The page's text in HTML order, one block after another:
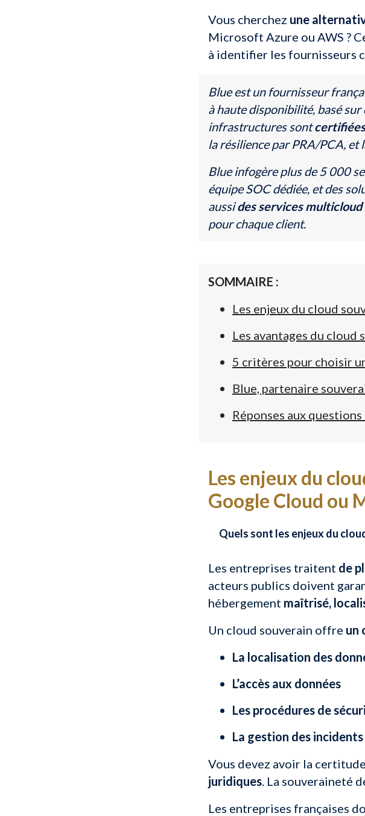
Vous cherchez une
Microsoft Azure ou AWS ?
à identifier les fournisseurs
Blue est un fournisseur
à haute disponibilité, basé
infrastructures sont
la résilience par PRA/PCA, et
Blue infogère plus de 5 000
équipe SOC dédiée, et des
aussides services multicloud
pour chaque client.
SOMMAIRE :
Les enjeux du cloud
Les avantages du cloud
5 critères pour choisir
Blue, partenaire
Réponses aux
Les enjeux du
Google Cloud ou
Quels sont les enjeux du
Les entreprises traitent de
acteurs publics doivent
hébergement maîtrisé,
Un cloud souverain offre un
La localisation des
L’accès aux données
Les procédures de
La gestion des
Vous devez avoir la
juridiques . La souveraineté
Les entreprises françaises